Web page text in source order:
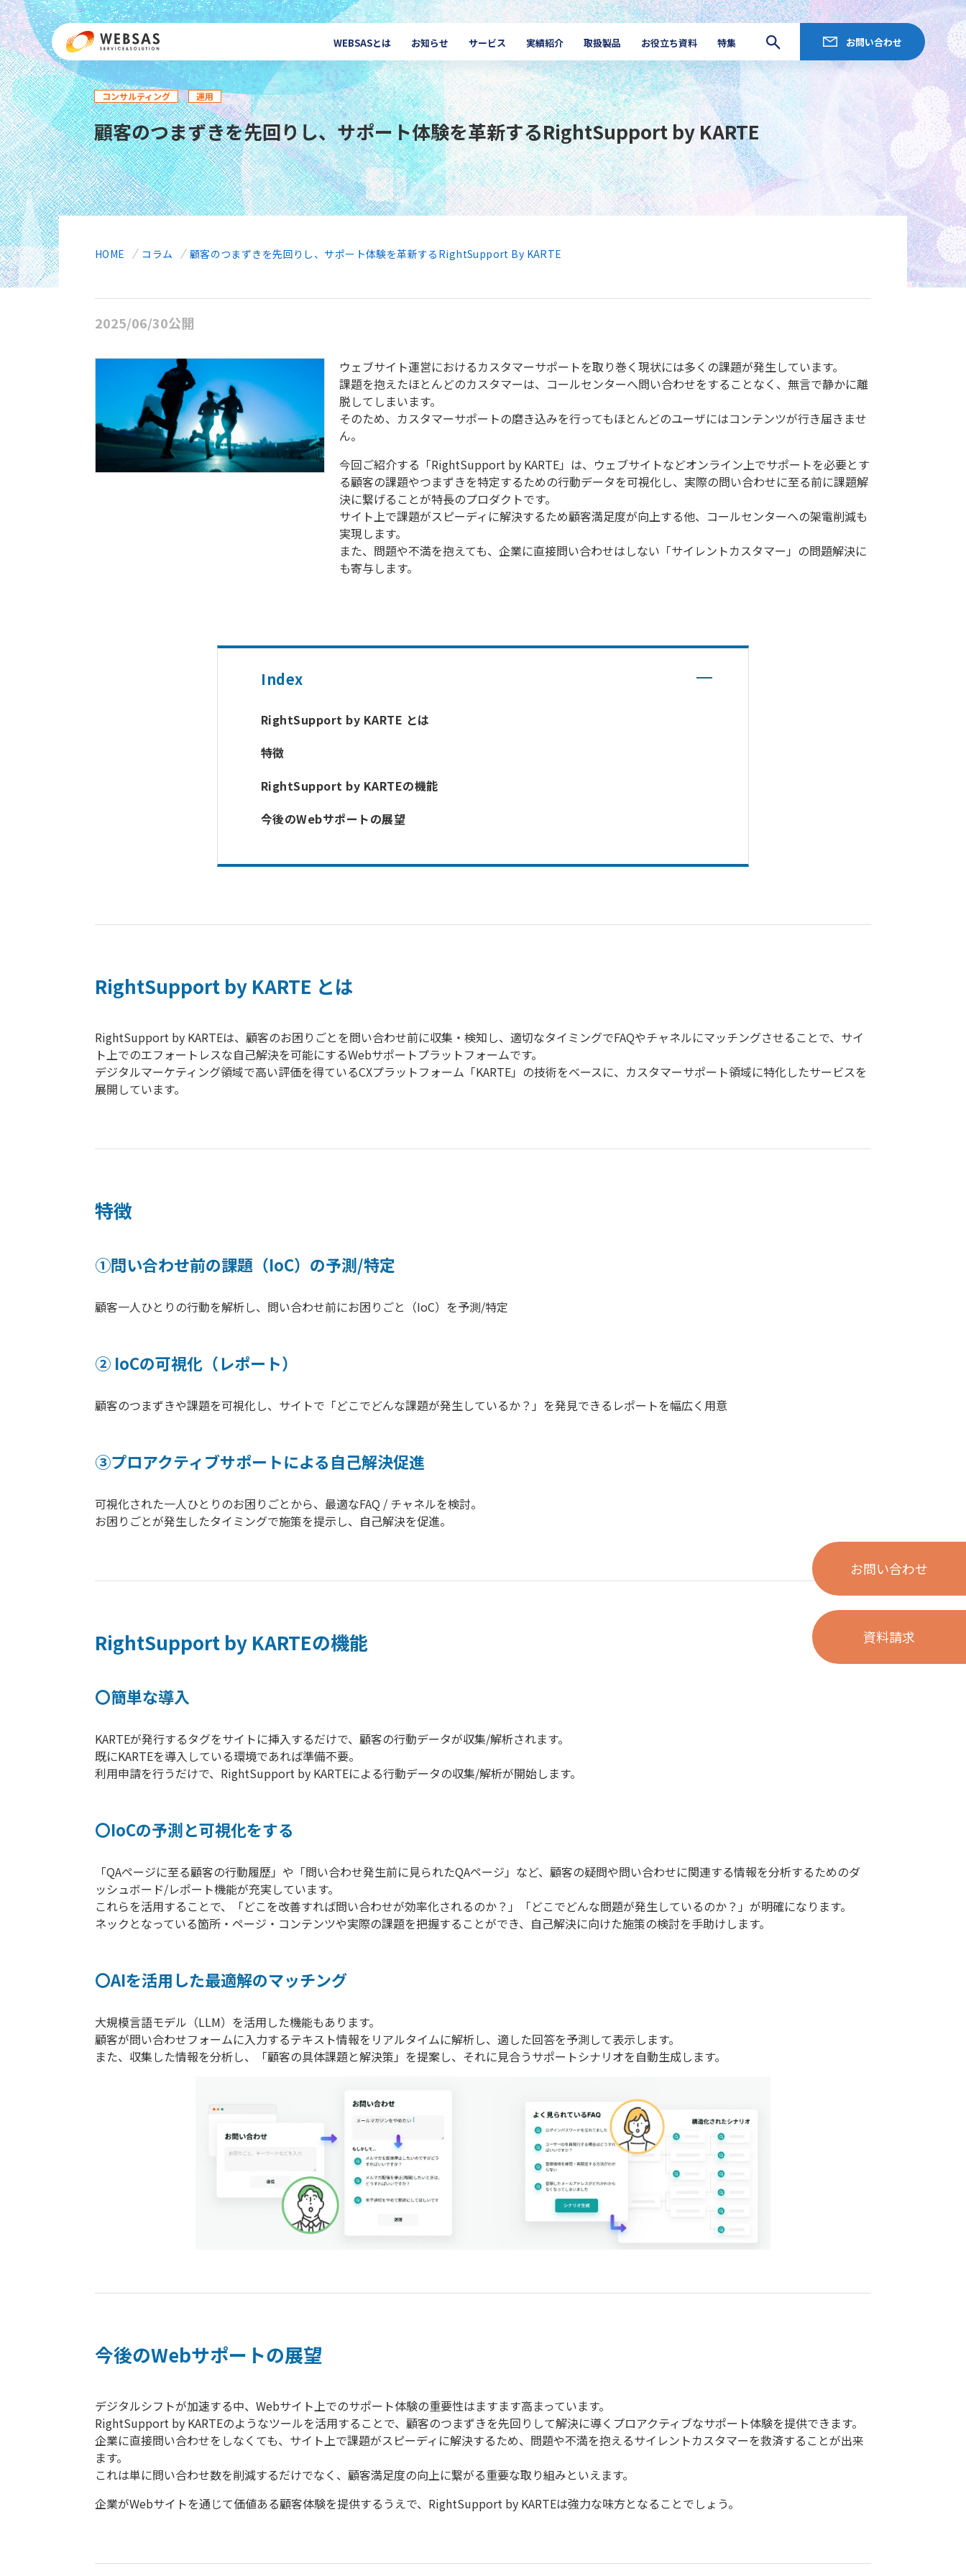
メ
イ
ン
コ
ン
テ
ン
ツ
に
移
動
WEBSASとは お知らせ サービス 実績紹介 取扱製品 お役立ち資料 特集 お問い合わせ
お問い合わせ
資料請求
コンサルティング 運用
顧客のつまずきを先回りし、サポート体験を革新するRightSupport by KARTE
HOME コラム 顧客のつまずきを先回りし、サポート体験を革新するRightSupport By KARTE
2025/06/30公開
ウェブサイト運営におけるカスタマーサポートを取り巻く現状には多くの課題が発生しています。
課題を抱えたほとんどのカスタマーは、コールセンターへ問い合わせをすることなく、無言で静かに離
脱してしまいます。
そのため、カスタマーサポートの磨き込みを行ってもほとんどのユーザにはコンテンツが行き届きませ
ん。
今回ご紹介する「RightSupport by KARTE」は、ウェブサイトなどオンライン上でサポートを必要とす
る顧客の課題やつまずきを特定するための行動データを可視化し、実際の問い合わせに至る前に課題解
決に繋げることが特長のプロダクトです。
サイト上で課題がスピーディに解決するため顧客満足度が向上する他、コールセンターへの架電削減も
実現します。
また、問題や不満を抱えても、企業に直接問い合わせはしない「サイレントカスタマー」の問題解決に
も寄与します。
Index
RightSupport by KARTE とは
特徴
RightSupport by KARTEの機能
今後のWebサポートの展望
RightSupport by KARTE とは
RightSupport by KARTEは、顧客のお困りごとを問い合わせ前に収集・検知し、適切なタイミングでFAQやチャネルにマッチングさせることで、サイ
ト上でのエフォートレスな自己解決を可能にするWebサポートプラットフォームです。
デジタルマーケティング領域で高い評価を得ているCXプラットフォーム「KARTE」の技術をベースに、カスタマーサポート領域に特化したサービスを
展開しています。
特徴
①問い合わせ前の課題（IoC）の予測/特定
顧客一人ひとりの行動を解析し、問い合わせ前にお困りごと（IoC）を予測/特定
② IoCの可視化（レポート）
顧客のつまずきや課題を可視化し、サイトで「どこでどんな課題が発生しているか？」を発見できるレポートを幅広く用意
③プロアクティブサポートによる自己解決促進
可視化された一人ひとりのお困りごとから、最適なFAQ / チャネルを検討。
お困りごとが発生したタイミングで施策を提示し、自己解決を促進。
RightSupport by KARTEの機能
〇簡単な導入
KARTEが発行するタグをサイトに挿入するだけで、顧客の行動データが収集/解析されます。
既にKARTEを導入している環境であれば準備不要。
利用申請を行うだけで、RightSupport by KARTEによる行動データの収集/解析が開始します。
〇IoCの予測と可視化をする
「QAページに至る顧客の行動履歴」や「問い合わせ発生前に見られたQAページ」など、顧客の疑問や問い合わせに関連する情報を分析するためのダ
ッシュボード/レポート機能が充実しています。
これらを活用することで、「どこを改善すれば問い合わせが効率化されるのか？」「どこでどんな問題が発生しているのか？」が明確になります。
ネックとなっている箇所・ページ・コンテンツや実際の課題を把握することができ、自己解決に向けた施策の検討を手助けします。
〇AIを活用した最適解のマッチング
大規模言語モデル（LLM）を活用した機能もあります。
顧客が問い合わせフォームに入力するテキスト情報をリアルタイムに解析し、適した回答を予測して表示します。
また、収集した情報を分析し、「顧客の具体課題と解決策」を提案し、それに見合うサポートシナリオを自動生成します。
今後のWebサポートの展望
デジタルシフトが加速する中、Webサイト上でのサポート体験の重要性はますます高まっています。
RightSupport by KARTEのようなツールを活用することで、顧客のつまずきを先回りして解決に導くプロアクティブなサポート体験を提供できます。
企業に直接問い合わせをしなくても、サイト上で課題がスピーディに解決するため、問題や不満を抱えるサイレントカスタマーを救済することが出来
ます。
これは単に問い合わせ数を削減するだけでなく、顧客満足度の向上に繋がる重要な取り組みといえます。
企業がWebサイトを通じて価値ある顧客体験を提供するうえで、RightSupport by KARTEは強力な味方となることでしょう。